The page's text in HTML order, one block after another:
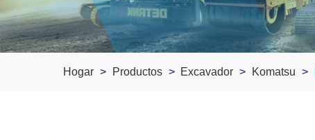
Hogar Productos Excavador Komatsu